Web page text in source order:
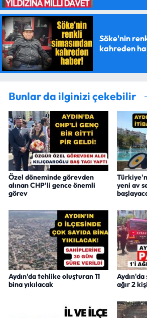
Söke'nin
kahreden
Bunlar da ilginizi çekebilir
Özel döneminde görevden
alınan CHP'li gence önemli
görev
yeni av
Aydın'da tehlike oluşturan 11
bina yıkılacak
ağır 2